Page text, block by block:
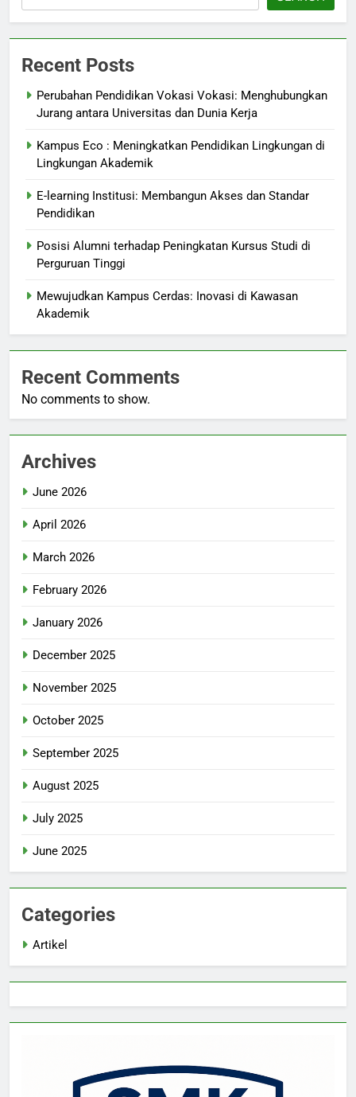
Recent Posts
Perubahan Pendidikan Vokasi Vokasi: Menghubungkan
Jurang antara Universitas dan Dunia Kerja
Kampus Eco : Meningkatkan Pendidikan Lingkungan di
Lingkungan Akademik
E-learning Institusi: Membangun Akses dan Standar
Pendidikan
Posisi Alumni terhadap Peningkatan Kursus Studi di
Perguruan Tinggi
Mewujudkan Kampus Cerdas: Inovasi di Kawasan
Akademik
Recent Comments
No comments to show.
Archives
June 2026
April 2026
March 2026
February 2026
January 2026
December 2025
November 2025
October 2025
September 2025
August 2025
July 2025
June 2025
Categories
Artikel